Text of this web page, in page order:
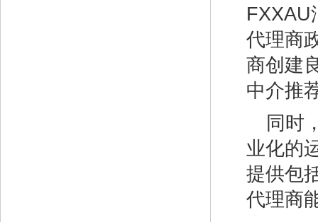
FXXAU
代理商
商创建
中介推
同时
业化的
提供包
代理商